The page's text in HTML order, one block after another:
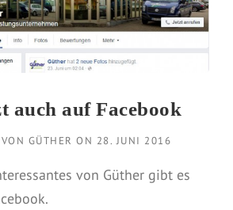
auch auf Facebook
GÜTHER ON 28. JUNI 2016
von Güther gibt es